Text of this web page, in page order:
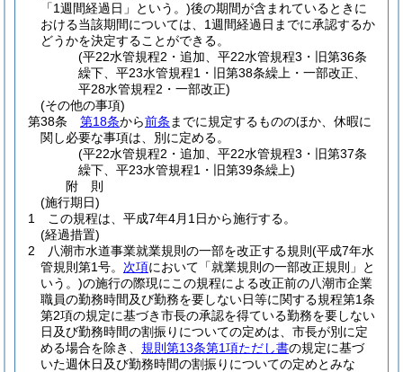
「1週間経過日」という。)後の期間が含まれているときに
おける当該期間については、1週間経過日までに承認するか
どうかを決定することができる。
(平22水管規程2・追加、平22水管規程3・旧第36条
繰下、平23水管規程1・旧第38条繰上・一部改正、
平28水管規程2・一部改正)
(その他の事項)
第38条
第18条から前条 までに規定するもののほか、休暇に
関し必要な事項は、別に定める。
(平22水管規程2・追加、平22水管規程3・旧第37条
繰下、平23水管規程1・旧第39条繰上)
附 則
(施行期日)
1
この規程は、平成7年4月1日から施行する。
(経過措置)
2
八潮市水道事業就業規則の一部を改正する規則 (平成7年水
管規則第1号。 次項において「就業規則の一部改正規則」と
いう。)の施行の際現にこの規程による改正前の八潮市企業
職員の勤務時間及び勤務を要しない日等に関する規程第1条
第2項の規定に基づき市長の承認を得ている勤務を要しない
日及び勤務時間の割振りについての定めは、市長が別に定
める場合を除き、 規則第13条第1項ただし書の規定に基づ
いた週休日及び勤務時間の割振りについての定めとみな